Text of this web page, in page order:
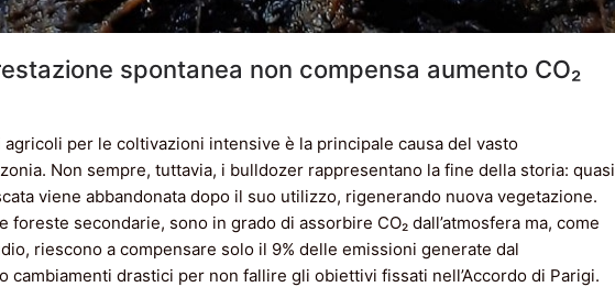
spontanea non compensa aumento CO₂
agricoli per le coltivazioni intensive è la principale causa del vasto
Non sempre, tuttavia, i bulldozer rappresentano la fine della storia: quasi
viene abbandonata dopo il suo utilizzo, rigenerando nuova vegetazione.
foreste secondarie, sono in grado di assorbire CO₂ dall’atmosfera ma, come
riescono a compensare solo il 9% delle emissioni generate dal
cambiamenti drastici per non fallire gli obiettivi fissati nell’Accordo di Parigi.